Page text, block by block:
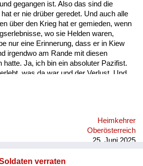
gegangen ist. Also das sind die
er nie drüber geredet. Und auch alle
über den Krieg hat er gemieden, wenn
wo sie Helden waren,
nur eine Erinnerung, dass er in Kiew
irgendwo am Rande mit diesen
hatte. Ja, ich bin ein absoluter Pazifist.
was da war und der Verlust. Und
anbrüllt, und das ist einfach eineHeimkehrer
Oberösterreich
25. Juni 2025
verraten